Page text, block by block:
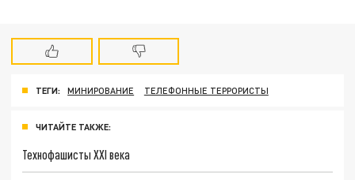
ТЕГИ: МИНИРОВАНИЕ ТЕЛЕФОННЫЕ ТЕРРОРИСТЫ
ЧИТАЙТЕ ТАКЖЕ:
Технофашисты XXI века